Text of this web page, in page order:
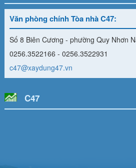
Văn phòng chính Tòa nhà C47:
Số 8 Biên Cương - phường Quy Nhơn
0256.3522166 - 0256.3522931
c47@xaydung47.vn
C47